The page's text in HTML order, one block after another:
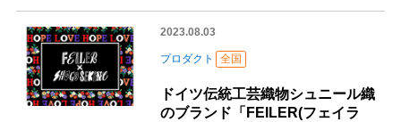
2023.08.03
プロダクト 全国
ドイツ伝統工芸織物シュニール織
のブランド「FEILER(フェイラ